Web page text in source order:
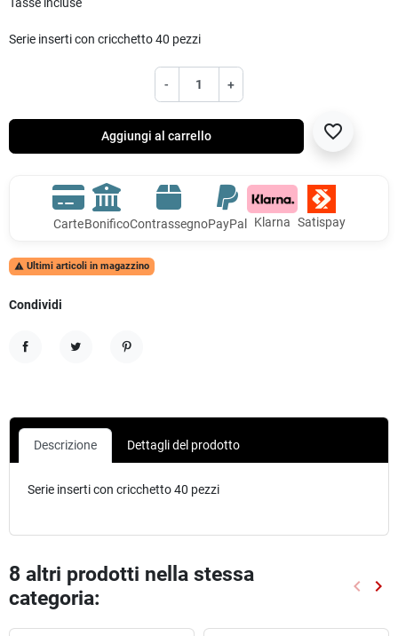
Serie inserti con cricchetto 40 pezzi
- +
Aggiungi al carrello favorite_border
CarteBonificoContrassegnoPayPal Klarna Satispay
 Ultimi articoli in magazzino
Condividi
Descrizione Dettagli del prodotto
Serie inserti con cricchetto 40 pezzi
8 altri prodotti nella stessa
categoria:
keyboard_arrow_left keyboard_arrow_right